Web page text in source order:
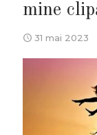
mine
31 mai 2023